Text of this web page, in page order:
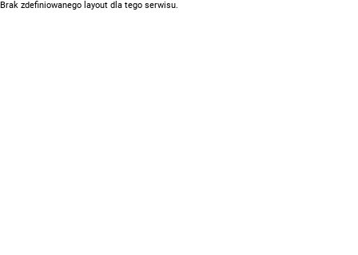
Brak zdefiniowanego layout dla tego serwisu.